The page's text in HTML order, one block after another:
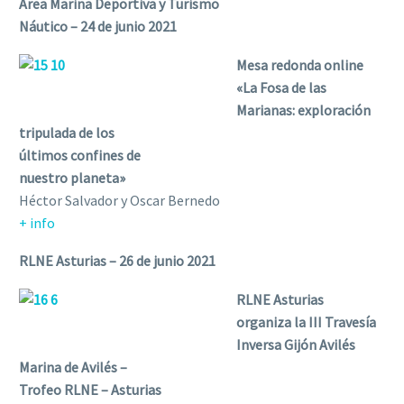
Área Marina Deportiva y Turismo
Náutico – 24 de junio 2021
Mesa redonda online
«La Fosa de las
Marianas: exploración
tripulada de los
últimos confines de
nuestro planeta»
Héctor Salvador y Oscar Bernedo
+ info
RLNE Asturias – 26 de junio 2021
RLNE Asturias
organiza la III Travesía
Inversa Gijón Avilés
Marina de Avilés –
Trofeo RLNE – Asturias